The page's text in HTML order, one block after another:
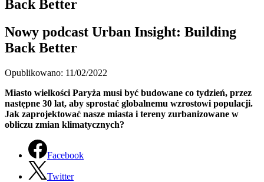
Nowy podcast Urban Insight: Building
Back Better
Opublikowano: 11/02/2022
Miasto wielkości Paryża musi być budowane co tydzień, przez
następne 30 lat, aby sprostać globalnemu wzrostowi populacji.
Jak zaprojektować nasze miasta i tereny zurbanizowane w
obliczu zmian klimatycznych?
Facebook
Twitter